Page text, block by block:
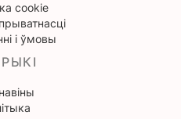
cookie
і ўмовы